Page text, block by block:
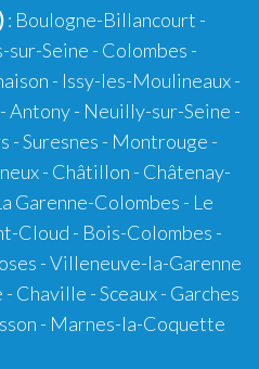
: Boulogne-Billancourt -
Seine - Colombes -
- Issy-les-Moulineaux -
Antony - Neuilly-sur-Seine -
- Suresnes - Montrouge -
- Châtillon - Châtenay-
Garenne-Colombes - Le
Cloud - Bois-Colombes -
- Villeneuve-la-Garenne
Chaville - Sceaux - Garches
- Marnes-la-Coquette